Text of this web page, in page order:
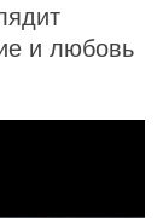
и любовь